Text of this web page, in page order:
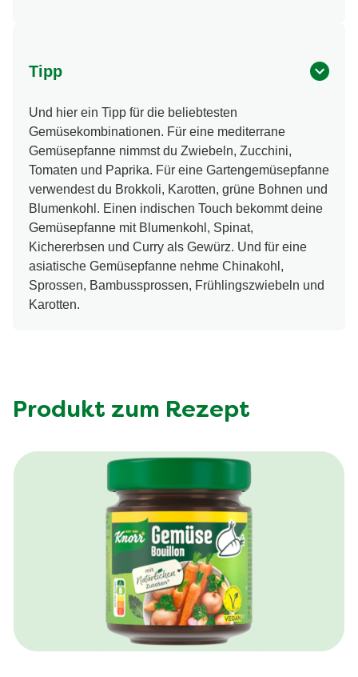
Tipp
Und hier ein Tipp für die beliebtesten
Gemüsekombinationen. Für eine mediterrane
Gemüsepfanne nimmst du Zwiebeln, Zucchini,
Tomaten und Paprika. Für eine Gartengemüsepfanne
verwendest du Brokkoli, Karotten, grüne Bohnen und
Blumenkohl. Einen indischen Touch bekommt deine
Gemüsepfanne mit Blumenkohl, Spinat,
Kichererbsen und Curry als Gewürz. Und für eine
asiatische Gemüsepfanne nehme Chinakohl,
Sprossen, Bambussprossen, Frühlingszwiebeln und
Karotten.
Produkt zum Rezept